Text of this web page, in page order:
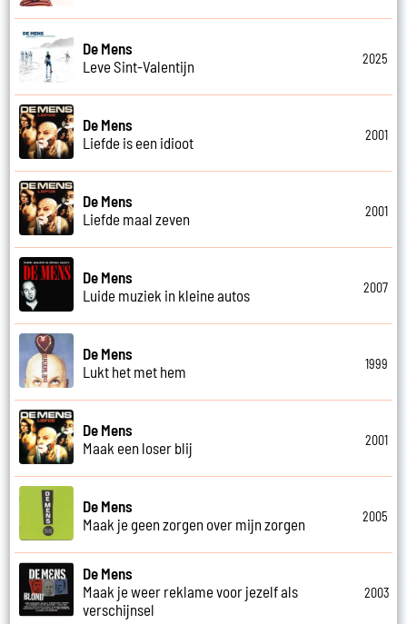
De Mens
Leve Sint-Valentijn
2025
De Mens
Liefde is een idioot
2001
De Mens
Liefde maal zeven
2001
De Mens
Luide muziek in kleine autos
2007
De Mens
Lukt het met hem
1999
De Mens
Maak een loser blij
2001
De Mens
Maak je geen zorgen over mijn zorgen
2005
De Mens
Maak je weer reklame voor jezelf als
verschijnsel
2003